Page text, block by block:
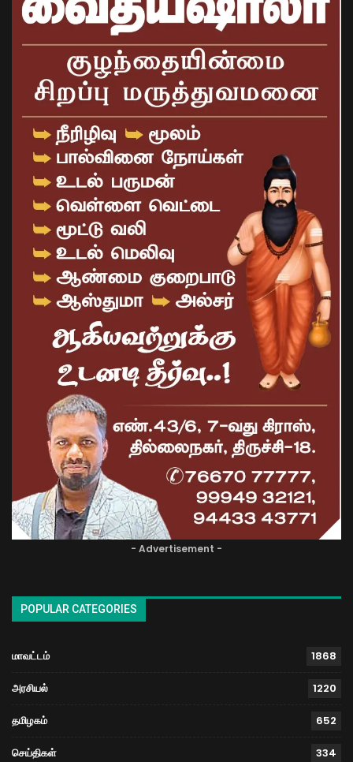
- Advertisement -
POPULAR CATEGORIES
மாவட்டம் 1868
அரசியல் 1220
தமிழகம் 652
செய்திகள் 334